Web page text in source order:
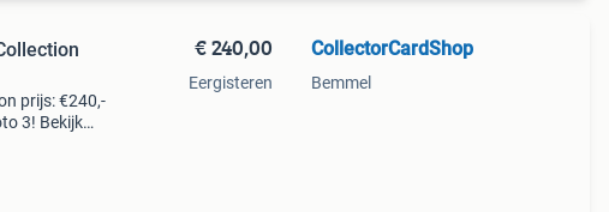
prijs: €240,-
3! Bekijk
€ 240,00
Eergisteren
CollectorCardShop
Bemmel